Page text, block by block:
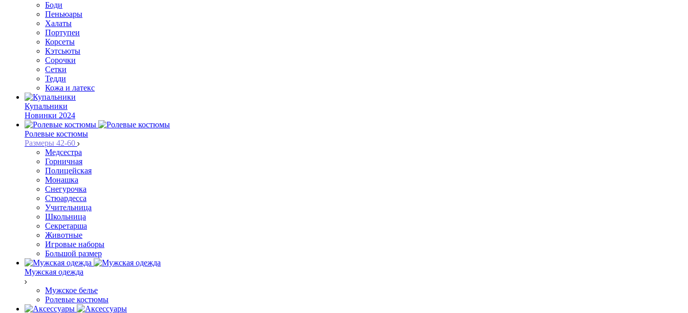
Боди
Пеньюары
Халаты
Портупеи
Корсеты
Кэтсьюты
Сорочки
Сетки
Тедди
Кожа и латекс
Купальники
Новинки 2024
Ролевые костюмы
Размеры 42-60
Медсестра
Горничная
Полицейская
Монашка
Снегурочка
Стюардесса
Учительница
Школьница
Секретарша
Животные
Игровые наборы
Большой размер
Мужская одежда
Мужское белье
Ролевые костюмы